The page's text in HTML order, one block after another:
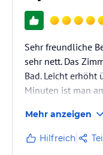
Sehr freundliche
sehr nett. Das
Bad. Leicht erhöht
Minuten ist man
Mehr anzeigen
Hilfreich